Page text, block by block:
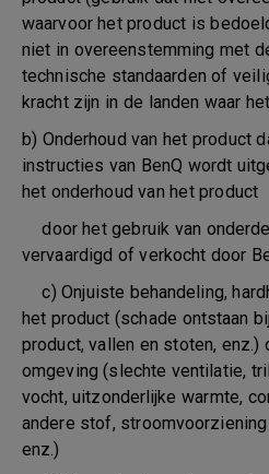
waarvoor het product is
niet in overeenstemming met
technische standaarden of
kracht zijn in de landen waar
b) Onderhoud van het product
instructies van BenQ wordt
het onderhoud van het product
door het gebruik van
vervaardigd of verkocht door
c) Onjuiste behandeling,
het product (schade ontstaan
product, vallen en stoten, enz.)
omgeving (slechte ventilatie,
vocht, uitzonderlijke warmte,
andere stof,
enz.)